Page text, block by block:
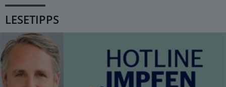
LESETIPPS